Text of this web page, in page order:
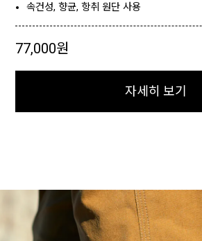
속건성, 향균, 항취 원단 사용
77,000원
자세히 보기